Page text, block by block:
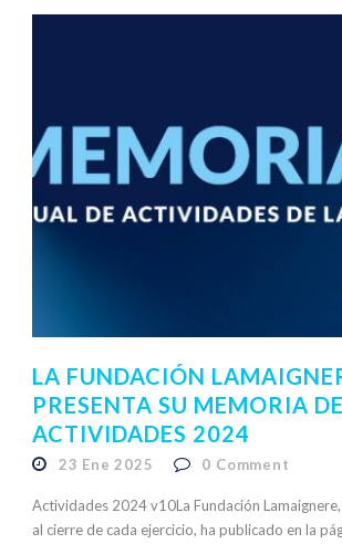
LA FUNDACIÓN
PRESENTA SU MEMORIA DE
ACTIVIDADES 2024
23 Ene 2025 0 Comment
Actividades 2024 v10La Fundación
al cierre de cada ejercicio, ha publicado en la